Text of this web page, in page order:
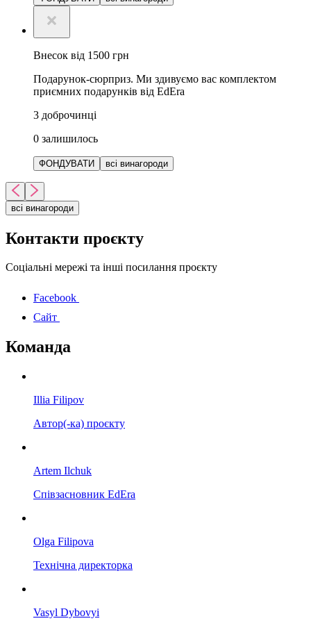
Внесок від 1500 грн
Подарунок-сюрприз. Ми здивуємо вас комплектом
приємних подарунків від EdEra
3 доброчинці
0 залишилось
ФОНДУВАТИ всі винагороди
всі винагороди
Контакти проєкту
Соціальні мережі та інші посилання проєкту
Facebook
Сайт
Команда
Illia Filipov
Автор(-ка) проєкту
Artem Ilchuk
Співзасновник EdEra
Olga Filipova
Технічна директорка
Vasyl Dybovyi